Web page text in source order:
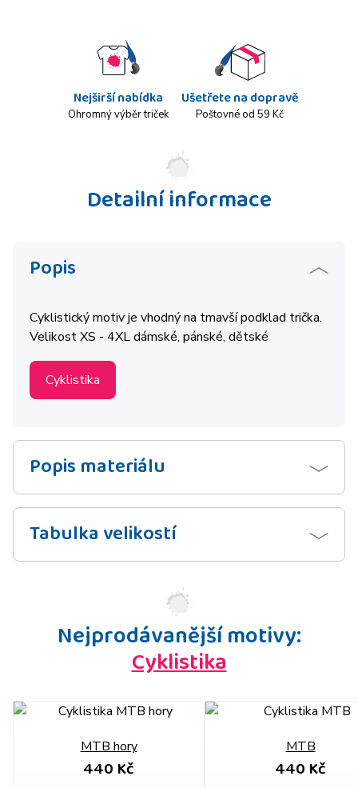
Nejširší nabídka
Ohromný výběr triček
Ušetřete na dopravě
Poštovné od 59 Kč
Detailní informace
Popis
Cyklistický motiv je vhodný na tmavší podklad trička.
Velikost XS - 4XL dámské, pánské, dětské
Cyklistika
Popis materiálu
Tabulka velikostí
Nejprodávanější motivy:
Cyklistika
MTB hory
440 Kč
MTB
440 Kč